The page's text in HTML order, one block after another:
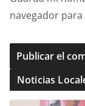
navegador
Noticias